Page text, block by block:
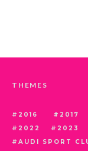
THEMES
2016 2017
2022
2023
AUDI SPORT